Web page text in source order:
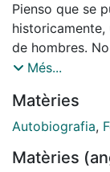
Pienso que se
de hombres.
porque vaya a
pienso que el
mujeres que de
comtin que las
Més...
Matèries
Autobiografia,
Matèries